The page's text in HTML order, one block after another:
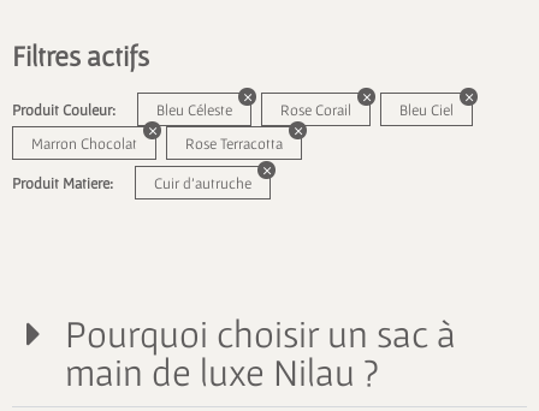
Filtres actifs
Produit Couleur: Bleu Céleste Rose Corail
Bleu Ciel
Marron Chocolat
Rose Terracotta
Produit Matiere: Cuir d'autruche
Pourquoi choisir un sac à
main de luxe Nilau ?